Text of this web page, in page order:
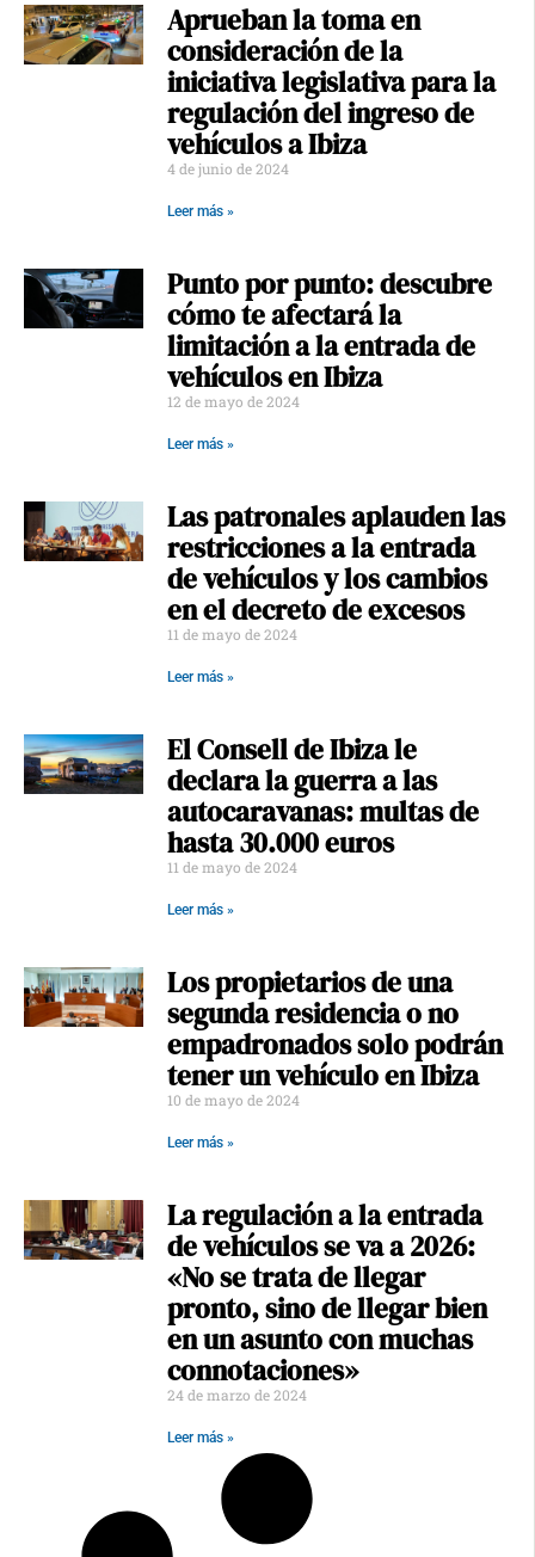
Aprueban la toma en
consideración de la
iniciativa legislativa para la
regulación del ingreso de
vehículos a Ibiza
4 de junio de 2024
Leer más »
Punto por punto: descubre
cómo te afectará la
limitación a la entrada de
vehículos en Ibiza
12 de mayo de 2024
Leer más »
Las patronales aplauden las
restricciones a la entrada
de vehículos y los cambios
en el decreto de excesos
11 de mayo de 2024
Leer más »
El Consell de Ibiza le
declara la guerra a las
autocaravanas: multas de
hasta 30.000 euros
11 de mayo de 2024
Leer más »
Los propietarios de una
segunda residencia o no
empadronados solo podrán
tener un vehículo en Ibiza
10 de mayo de 2024
Leer más »
La regulación a la entrada
de vehículos se va a 2026:
«No se trata de llegar
pronto, sino de llegar bien
en un asunto con muchas
connotaciones»
24 de marzo de 2024
Leer más »